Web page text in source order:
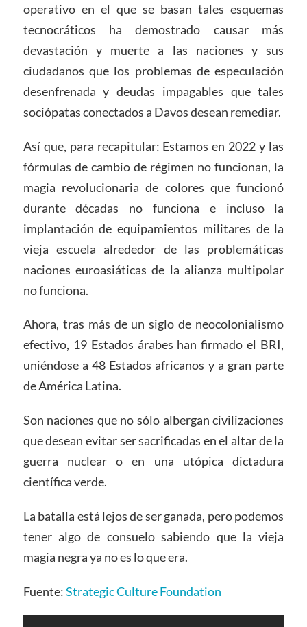
operativo en el que se basan tales esquemas
tecnocráticos ha demostrado causar más
devastación y muerte a las naciones y sus
ciudadanos que los problemas de especulación
desenfrenada y deudas impagables que tales
sociópatas conectados a Davos desean remediar.
Así que, para recapitular: Estamos en 2022 y las
fórmulas de cambio de régimen no funcionan, la
magia revolucionaria de colores que funcionó
durante décadas no funciona e incluso la
implantación de equipamientos militares de la
vieja escuela alrededor de las problemáticas
naciones euroasiáticas de la alianza multipolar
no funciona.
Ahora, tras más de un siglo de neocolonialismo
efectivo, 19 Estados árabes han firmado el BRI,
uniéndose a 48 Estados africanos y a gran parte
de América Latina.
Son naciones que no sólo albergan civilizaciones
que desean evitar ser sacrificadas en el altar de la
guerra nuclear o en una utópica dictadura
científica verde.
La batalla está lejos de ser ganada, pero podemos
tener algo de consuelo sabiendo que la vieja
magia negra ya no es lo que era.
Fuente:Strategic Culture Foundation